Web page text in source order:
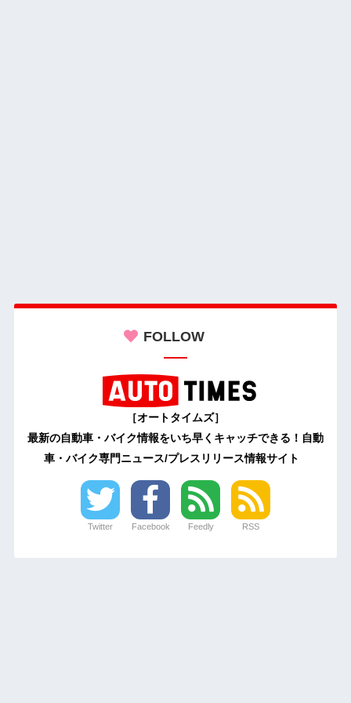
FOLLOW
［オートタイムズ］
最新の自動車・バイク情報をいち早くキャッチできる！自動
車・バイク専門ニュース/プレスリリース情報サイト
Twitter Facebook Feedly RSS